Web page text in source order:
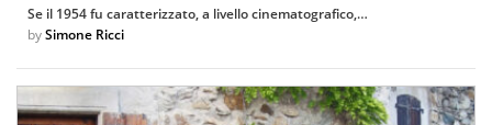
Se il 1954 fu caratterizzato, a livello cinematografico,…
bySimone Ricci